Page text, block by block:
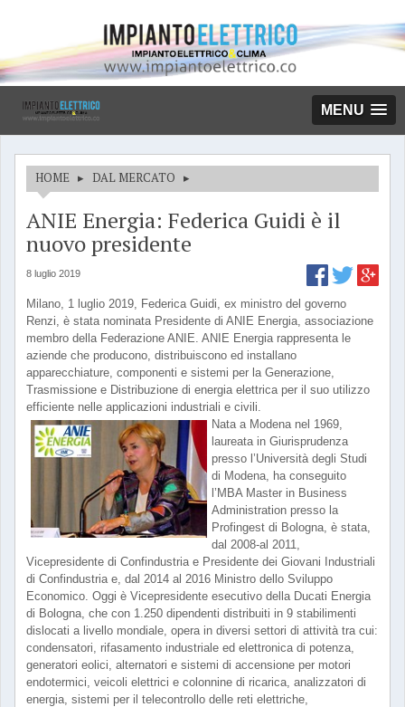
MENU
HOME ▸ DAL MERCATO ▸
ANIE Energia: Federica Guidi è il
nuovo presidente
8 luglio 2019
Milano, 1 luglio 2019, Federica Guidi, ex ministro del governo
Renzi, è stata nominata Presidente di ANIE Energia, associazione
membro della Federazione ANIE. ANIE Energia rappresenta le
aziende che producono, distribuiscono ed installano
apparecchiature, componenti e sistemi per la Generazione,
Trasmissione e Distribuzione di energia elettrica per il suo utilizzo
efficiente nelle applicazioni industriali e civili.
Nata a Modena nel 1969,
laureata in Giurisprudenza
presso l’Università degli Studi
di Modena, ha conseguito
l’MBA Master in Business
Administration presso la
Profingest di Bologna, è stata,
dal 2008-al 2011,
Vicepresidente di Confindustria e Presidente dei Giovani Industriali
di Confindustria e, dal 2014 al 2016 Ministro dello Sviluppo
Economico. Oggi è Vicepresidente esecutivo della Ducati Energia
di Bologna, che con 1.250 dipendenti distribuiti in 9 stabilimenti
dislocati a livello mondiale, opera in diversi settori di attività tra cui:
condensatori, rifasamento industriale ed elettronica di potenza,
generatori eolici, alternatori e sistemi di accensione per motori
endotermici, veicoli elettrici e colonnine di ricarica, analizzatori di
energia, sistemi per il telecontrollo delle reti elettriche,